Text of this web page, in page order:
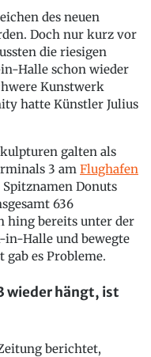
des neuen
Doch nur kurz vor
die riesigen
Halle schon wieder
Kunstwerk
hatte Künstler Julius
galten als
3 am Flughafen
Donuts
636
hing bereits unter der
in-Halle und bewegte
es Probleme.
wieder hängt, ist
berichtet,